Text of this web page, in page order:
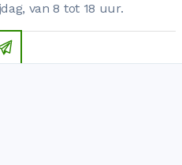
van 8 tot 18 uur.